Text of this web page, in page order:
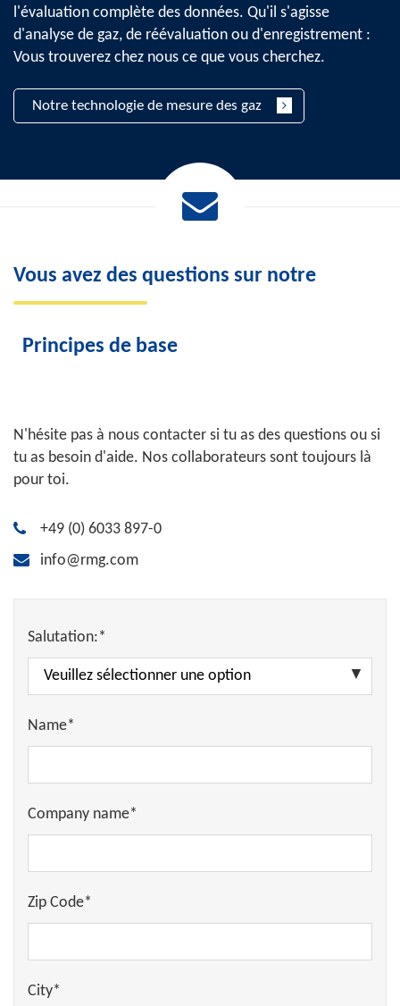
l'évaluation complète des données. Qu'il s'agisse
d'analyse de gaz, de réévaluation ou d'enregistrement :
Vous trouverez chez nous ce que vous cherchez.
Notre technologie de mesure des gaz
Vous avez des questions sur notre
Principes de base
N'hésite pas à nous contacter si tu as des questions ou si
tu as besoin d'aide. Nos collaborateurs sont toujours là
pour toi.
+49 (0) 6033 897-0
info@rmg.com
Salutation:*
Name*
Company name*
Zip Code*
City*